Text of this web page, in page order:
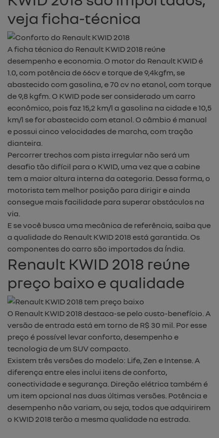
veja ficha-técnica
A ficha técnica do Renault KWID 2018 reúne
desempenho e economia. O motor do Renault KWID é
1.0, com potência de 66cv e torque de 9,4kgfm, se
abastecido com gasolina, e 70 cv no etanol, com torque
de 9,8 kgfm. O KWID pode ser considerado um carro
econômico, pois faz 15,2 km/l a gasolina na cidade e 10,5
km/l se for abastecido com etanol. O câmbio é manual
e possui cinco velocidades de marcha, com tração
dianteira.
Percorrer trechos com pista irregular não será um
desafio tão difícil para o KWID, uma vez que a cabine
tem a maior altura interna da categoria. Dessa forma, o
motorista tem melhor posição para dirigir e ainda
consegue mais facilidade para superar obstáculos na
via.
E se você busca uma mecânica de referência, saiba que
a qualidade do Renault KWID 2018 está garantida. Os
componentes do carro são importados da Índia.
Renault KWID 2018 reúne
preço baixo e qualidade
O Renault KWID 2018 destaca-se pelo custo-benefício. A
versão de entrada está em torno de R$ 30 mil. Por esse
preço é possível levar conforto, desempenho e
tecnologia de um SUV compacto.
Existem três versões do modelo: Life, Zen e Intense. A
diferença entre eles inclui itens de conforto,
conectividade e segurança. Direção elétrica também é
um item opcional nas duas últimas versões. Potência e
desempenho não variam, ou seja, todos que adquirirem
o KWID 2018 terão a mesma qualidade na estrada.